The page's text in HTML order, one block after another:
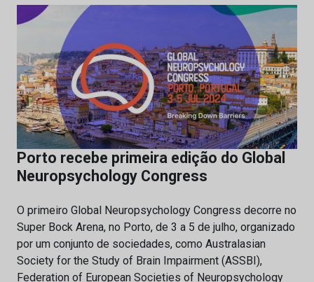
Porto recebe primeira edição do Global
Neuropsychology Congress
O primeiro Global Neuropsychology Congress decorre no
Super Bock Arena, no Porto, de 3 a 5 de julho, organizado
por um conjunto de sociedades, como Australasian
Society for the Study of Brain Impairment (ASSBI),
Federation of European Societies of Neuropsychology